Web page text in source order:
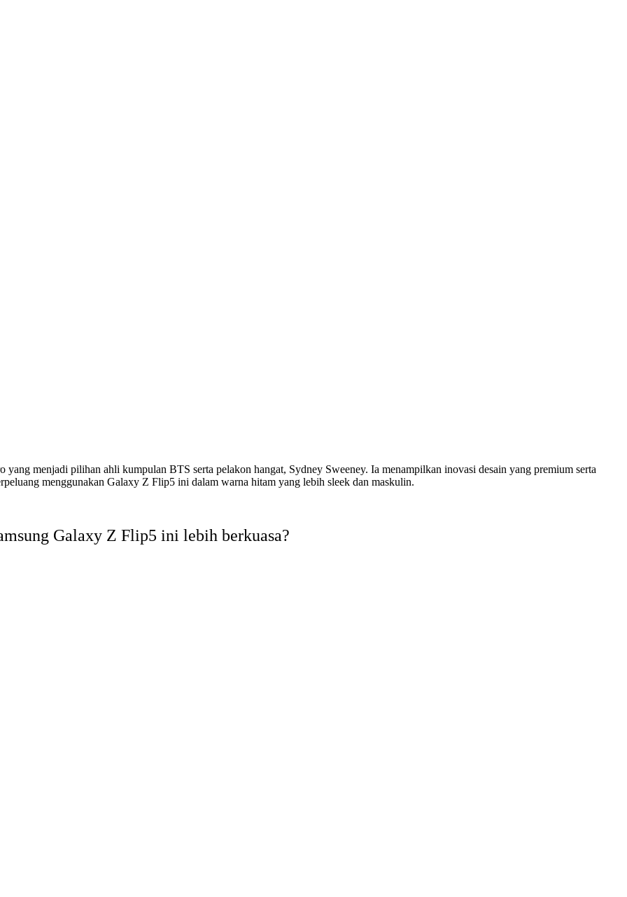
menjadi pilihan ahli kumpulan BTS serta pelakon hangat, Sydney Sweeney. Ia menampilkan inovasi desain yang premium serta
menggunakan Galaxy Z Flip5 ini dalam warna hitam yang lebih sleek dan maskulin.
Galaxy Z Flip5 ini lebih berkuasa?